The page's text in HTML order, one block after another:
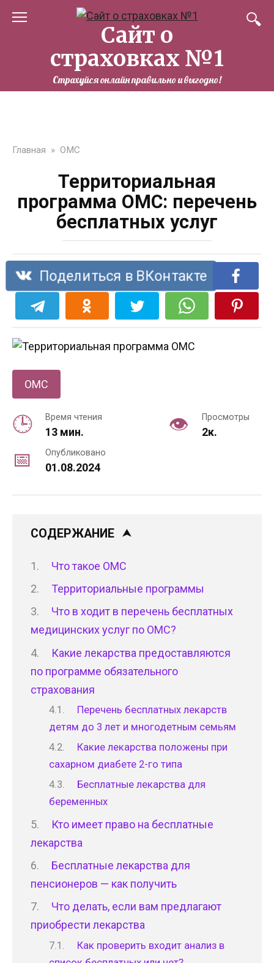
Сайт о
страховках №1
Страхуйся онлайн правильно и выгодно!
Главная » ОМС
Территориальная
программа ОМС: перечень
бесплатных услуг
Поделиться в ВКонтакте
ОМС
Время чтения
13 мин.
Просмотры
2к.
Опубликовано
01.08.2024
СОДЕРЖАНИЕ
Что такое ОМС
Территориальные программы
Что в ходит в перечень бесплатных
медицинских услуг по ОМС?
Какие лекарства предоставляются
по программе обязательного
страхования
Перечень бесплатных лекарств
детям до 3 лет и многодетным семьям
Какие лекарства положены при
сахарном диабете 2-го типа
Бесплатные лекарства для
беременных
Кто имеет право на бесплатные
лекарства
Бесплатные лекарства для
пенсионеров — как получить
Что делать, если вам предлагают
приобрести лекарства
Как проверить входит анализ в